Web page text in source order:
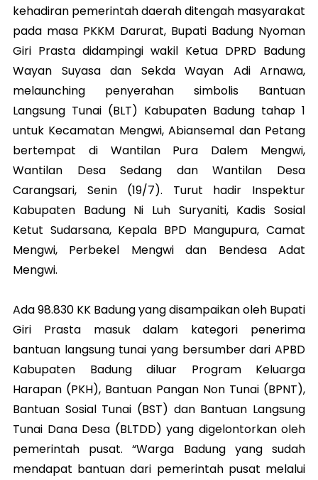
kehadiran pemerintah daerah ditengah masyarakat
pada masa PKKM Darurat, Bupati Badung Nyoman
Giri Prasta didampingi wakil Ketua DPRD Badung
Wayan Suyasa dan Sekda Wayan Adi Arnawa,
melaunching penyerahan simbolis Bantuan
Langsung Tunai (BLT) Kabupaten Badung tahap 1
untuk Kecamatan Mengwi, Abiansemal dan Petang
bertempat di Wantilan Pura Dalem Mengwi,
Wantilan Desa Sedang dan Wantilan Desa
Carangsari, Senin (19/7). Turut hadir Inspektur
Kabupaten Badung Ni Luh Suryaniti, Kadis Sosial
Ketut Sudarsana, Kepala BPD Mangupura, Camat
Mengwi, Perbekel Mengwi dan Bendesa Adat
Mengwi.
Ada 98.830 KK Badung yang disampaikan oleh Bupati
Giri Prasta masuk dalam kategori penerima
bantuan langsung tunai yang bersumber dari APBD
Kabupaten Badung diluar Program Keluarga
Harapan (PKH), Bantuan Pangan Non Tunai (BPNT),
Bantuan Sosial Tunai (BST) dan Bantuan Langsung
Tunai Dana Desa (BLTDD) yang digelontorkan oleh
pemerintah pusat. “Warga Badung yang sudah
mendapat bantuan dari pemerintah pusat melalui